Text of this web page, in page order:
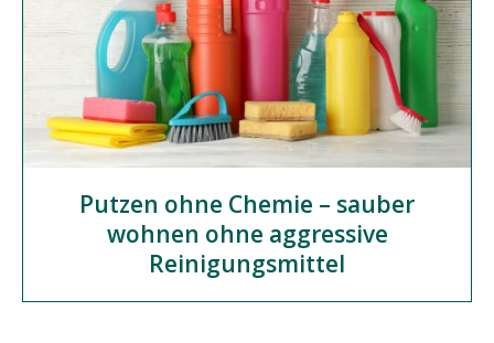
Putzen ohne Chemie – sauber
wohnen ohne aggressive
Reinigungsmittel